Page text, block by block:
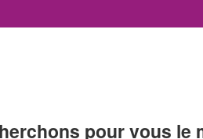
pour vous le